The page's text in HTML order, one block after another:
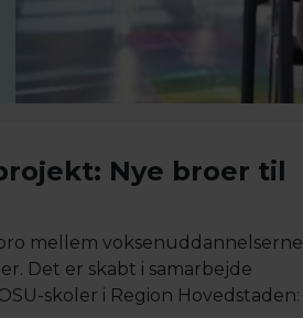
Nye broer til
mellem voksenuddannelserne
Det er skabt i samarbejde
skoler i Region Hovedstaden: